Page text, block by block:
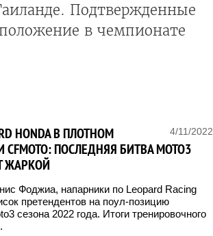
Подтвержденные
в чемпионате
4/11/2022
HONDA В ПЛОТНОМ
CFMOTO: ПОСЛЕДНЯЯ БИТВА MOTO3
ЖАРКОЙ
Фоджиа, напарники по Leopard Racing
претендентов на поул-позицию
сезона 2022 года. Итоги тренировочного